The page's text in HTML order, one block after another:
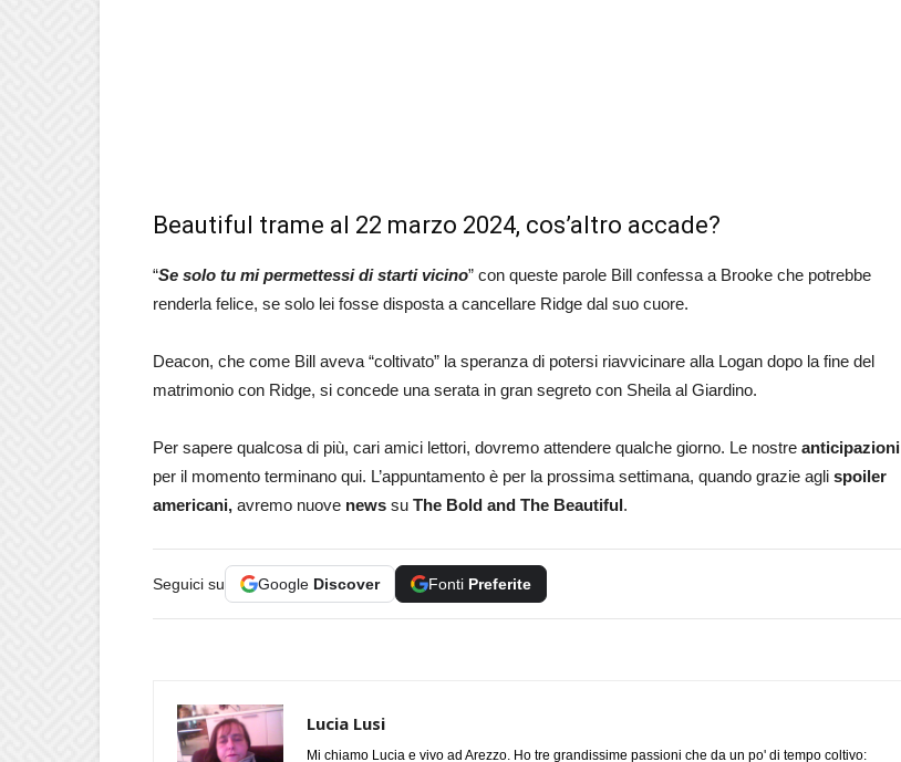
Beautiful trame al 22 marzo 2024, cos’altro accade?
“Se solo tu mi permettessi di starti vicino” con queste parole Bill confessa a Brooke che potrebbe
renderla felice, se solo lei fosse disposta a cancellare Ridge dal suo cuore.
Deacon, che come Bill aveva “coltivato” la speranza di potersi riavvicinare alla Logan dopo la fine del
matrimonio con Ridge, si concede una serata in gran segreto con Sheila al Giardino.
Per sapere qualcosa di più, cari amici lettori, dovremo attendere qualche giorno. Le nostre anticipazioni
per il momento terminano qui. L’appuntamento è per la prossima settimana, quando grazie agli spoiler
americani, avremo nuove news su The Bold and The Beautiful.
Seguici su Google Discover Fonti Preferite
Lucia Lusi
Mi chiamo Lucia e vivo ad Arezzo. Ho tre grandissime passioni che da un po' di tempo coltivo: